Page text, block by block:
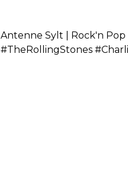
Antenne Sylt | Rock'n Pop
#TheRollingStones